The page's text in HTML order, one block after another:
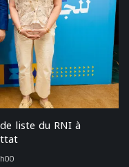
liste du RNI à